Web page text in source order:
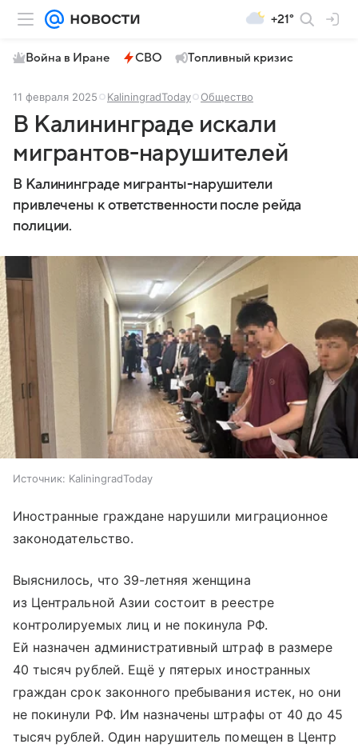
+21°
Война в Иране СВО Топливный кризис
11 февраля 2025 KaliningradToday Общество
В Калининграде искали
мигрантов-нарушителей
В Калининграде мигранты-нарушители
привлечены к ответственности после рейда
полиции.
Источник: KaliningradToday
Иностранные граждане нарушили миграционное
законодательство.
Выяснилось, что 39-летняя женщина
из Центральной Азии состоит в реестре
контролируемых лиц и не покинула РФ.
Ей назначен административный штраф в размере
40 тысяч рублей. Ещё у пятерых иностранных
граждан срок законного пребывания истек, но они
не покинули РФ. Им назначены штрафы от 40 до 45
тысяч рублей. Один нарушитель помещен в Центр